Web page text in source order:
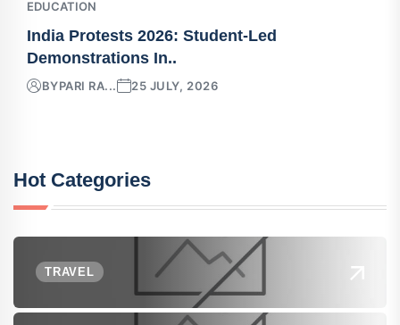
EDUCATION
India Protests 2026: Student-Led
Demonstrations In..
BYPARI RA... 25 JULY, 2026
Hot Categories
TRAVEL